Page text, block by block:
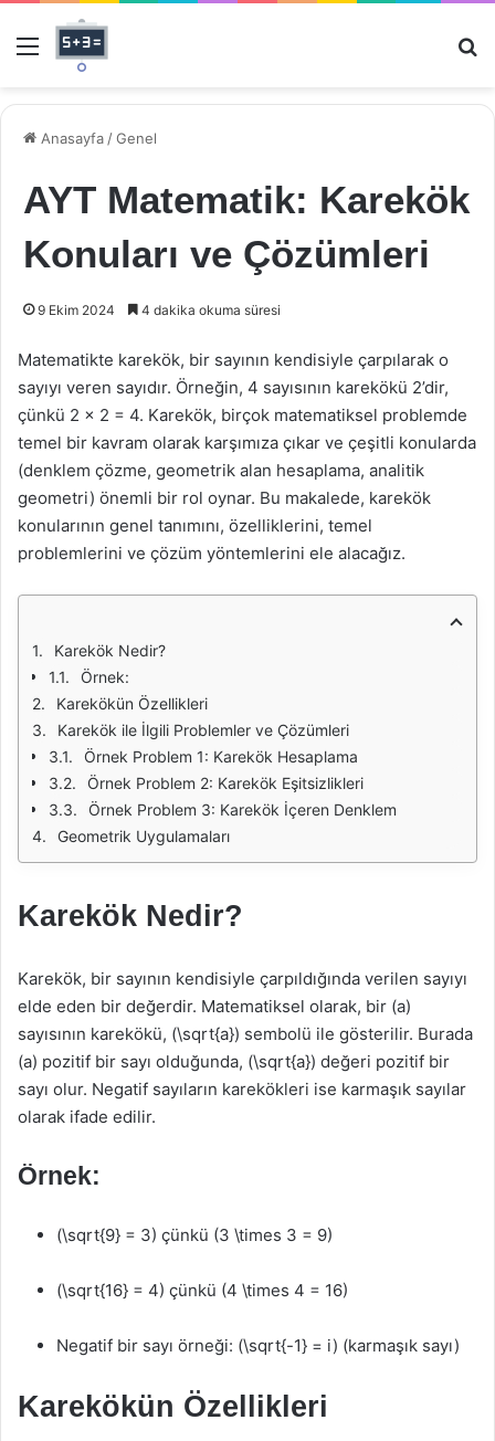
Menü
Anasayfa /Genel
AYT Matematik: Karekök
Konuları ve Çözümleri
9 Ekim 2024 4 dakika okuma süresi
Matematikte karekök, bir sayının kendisiyle çarpılarak o
sayıyı veren sayıdır. Örneğin, 4 sayısının karekökü 2’dir,
çünkü 2 x 2 = 4. Karekök, birçok matematiksel problemde
temel bir kavram olarak karşımıza çıkar ve çeşitli konularda
(denklem çözme, geometrik alan hesaplama, analitik
geometri) önemli bir rol oynar. Bu makalede, karekök
konularının genel tanımını, özelliklerini, temel
problemlerini ve çözüm yöntemlerini ele alacağız.
Karekök Nedir?
Örnek:
Karekökün Özellikleri
Karekök ile İlgili Problemler ve Çözümleri
Örnek Problem 1: Karekök Hesaplama
Örnek Problem 2: Karekök Eşitsizlikleri
Örnek Problem 3: Karekök İçeren Denklem
Geometrik Uygulamaları
Karekök Nedir?
Karekök, bir sayının kendisiyle çarpıldığında verilen sayıyı
elde eden bir değerdir. Matematiksel olarak, bir (a)
sayısının karekökü, (\sqrt{a}) sembolü ile gösterilir. Burada
(a) pozitif bir sayı olduğunda, (\sqrt{a}) değeri pozitif bir
sayı olur. Negatif sayıların karekökleri ise karmaşık sayılar
olarak ifade edilir.
Örnek:
(\sqrt{9} = 3) çünkü (3 \times 3 = 9)
(\sqrt{16} = 4) çünkü (4 \times 4 = 16)
Negatif bir sayı örneği: (\sqrt{-1} = i) (karmaşık sayı)
Karekökün Özellikleri